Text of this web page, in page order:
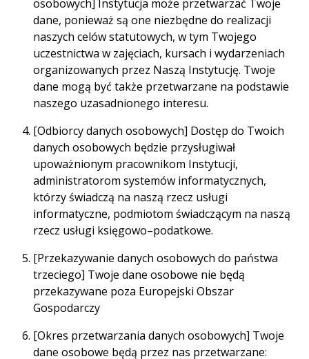
osobowych] Instytucja może przetwarzać Twoje
dane, ponieważ są one niezbędne do realizacji
naszych celów statutowych, w tym Twojego
uczestnictwa w zajęciach, kursach i wydarzeniach
organizowanych przez Naszą Instytucję. Twoje
dane mogą być także przetwarzane na podstawie
naszego uzasadnionego interesu.
[Odbiorcy danych osobowych] Dostęp do Twoich
danych osobowych będzie przysługiwał
upoważnionym pracownikom Instytucji,
administratorom systemów informatycznych,
którzy świadczą na naszą rzecz usługi
informatyczne, podmiotom świadczącym na naszą
rzecz usługi księgowo–podatkowe.
[Przekazywanie danych osobowych do państwa
trzeciego] Twoje dane osobowe nie będą
przekazywane poza Europejski Obszar
Gospodarczy
[Okres przetwarzania danych osobowych] Twoje
dane osobowe będą przez nas przetwarzane: